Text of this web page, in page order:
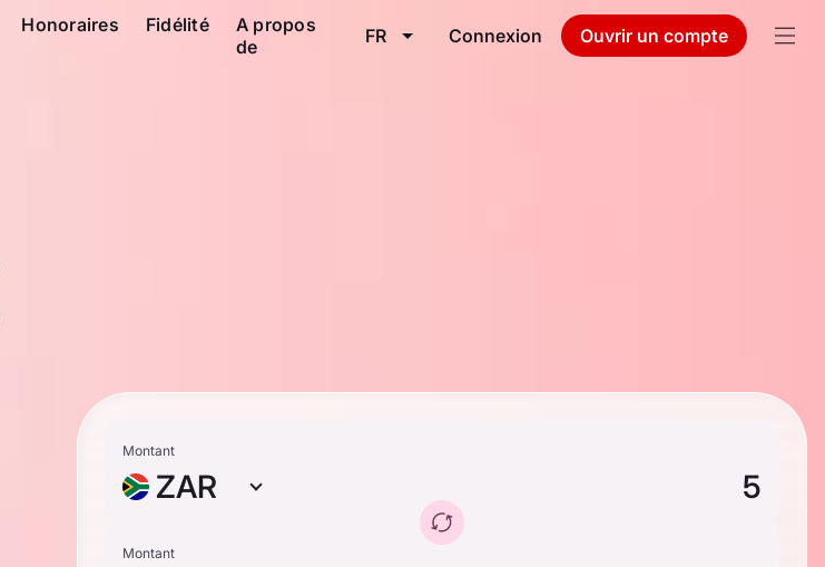
Honoraires Fidélité
A propos
de
FR Connexion Ouvrir un compte
Montant
ZAR
Montant